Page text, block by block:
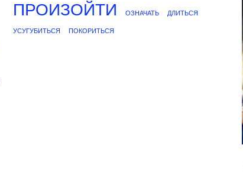
ПРОИЗОЙТИ ОЗНАЧАТЬ ДЛИТЬСЯ
УСУГУБИТЬСЯ ПОКОРИТЬСЯ